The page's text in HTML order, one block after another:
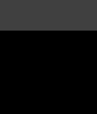
Servizi